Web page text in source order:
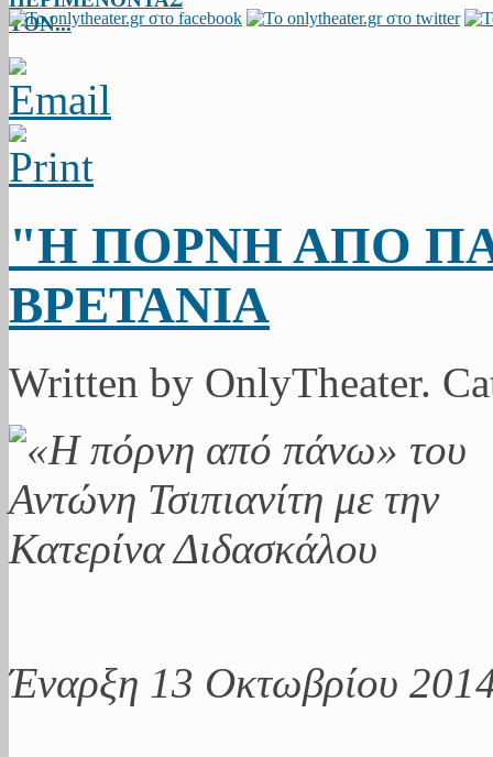
ΤΟΝ...
"Η ΠΟΡΝΗ ΑΠΟ
ΒΡΕΤΑΝΙΑ
Written by OnlyTheater.
Έναρξη 13 Οκτωβρίου